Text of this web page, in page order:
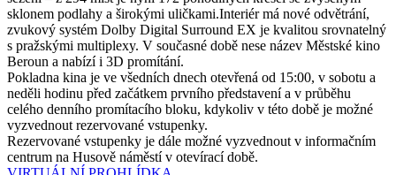
sklonem podlahy a širokými uličkami.Interiér má nové odvětrání,
zvukový systém Dolby Digital Surround EX je kvalitou srovnatelný
s pražskými multiplexy. V současné době nese název Městské kino
Beroun a nabízí i 3D promítání.
Pokladna kina je ve všedních dnech otevřená od 15:00, v sobotu a
neděli hodinu před začátkem prvního představení a v průběhu
celého denního promítacího bloku, kdykoliv v této době je možné
vyzvednout rezervované vstupenky.
Rezervované vstupenky je dále možné vyzvednout v informačním
centrum na Husově náměstí v otevírací době.